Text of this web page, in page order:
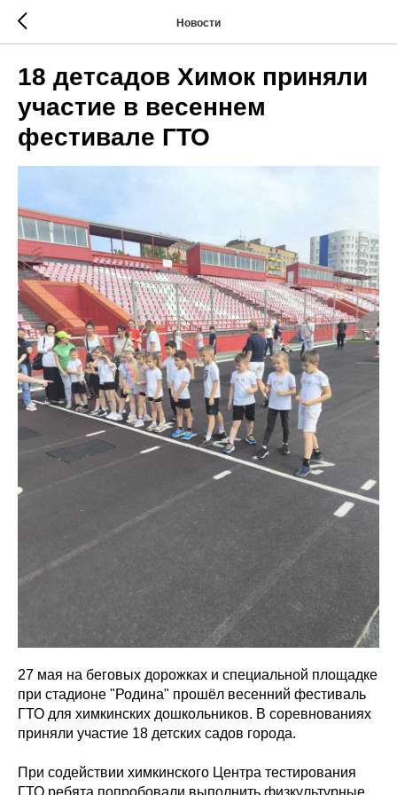
Новости
18 детсадов Химок приняли
участие в весеннем
фестивале ГТО
27 мая на беговых дорожках и специальной площадке
при стадионе "Родина" прошёл весенний фестиваль
ГТО для химкинских дошкольников. В соревнованиях
приняли участие 18 детских садов города.
При содействии химкинского Центра тестирования